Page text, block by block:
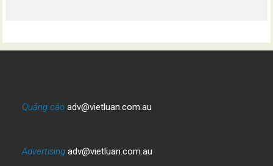
Quảng cáo adv@vietluan.com.au
Advertising adv@vietluan.com.au